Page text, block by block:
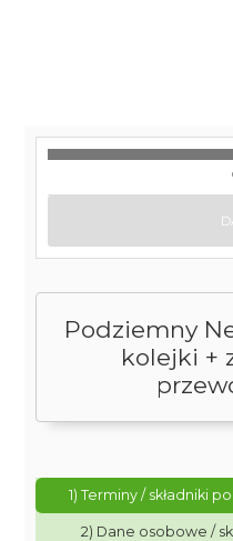
Podziemny
kolejki +
1) Terminy / składniki
2) Dane osobowe /